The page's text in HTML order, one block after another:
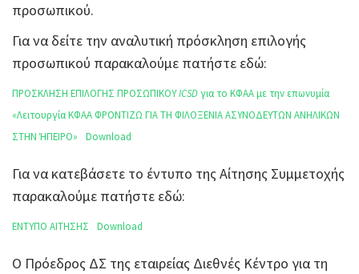
προσωπικού.
Για να δείτε την αναλυτική πρόσκληση επιλογής
προσωπικού παρακαλούμε πατήστε εδώ:
ΠΡΟΣΚΛΗΣΗ ΕΠΙΛΟΓΗΣ ΠΡΟΣΩΠΙΚΟΥICSDγια το ΚΦΑΑ με την επωνυμία
«Λειτουργία ΚΦΑΑ ΦΡΟΝΤΙΖΩ ΓΙΑ ΤΗ ΦΙΛΟΞΕΝΙΑ ΑΣΥΝΟΔΕΥΤΩΝ ΑΝΗΛΙΚΩΝ
ΣΤΗΝ ΉΠΕΙΡΟ»
Download
Για να κατεβάσετε το έντυπο της Αίτησης Συμμετοχής
παρακαλούμε πατήστε εδώ:
ΕΝΤΥΠΟ ΑΙΤΗΣΗΣ Download
Ο Πρόεδρος ΔΣ της εταιρείας Διεθνές Κέντρο για τη